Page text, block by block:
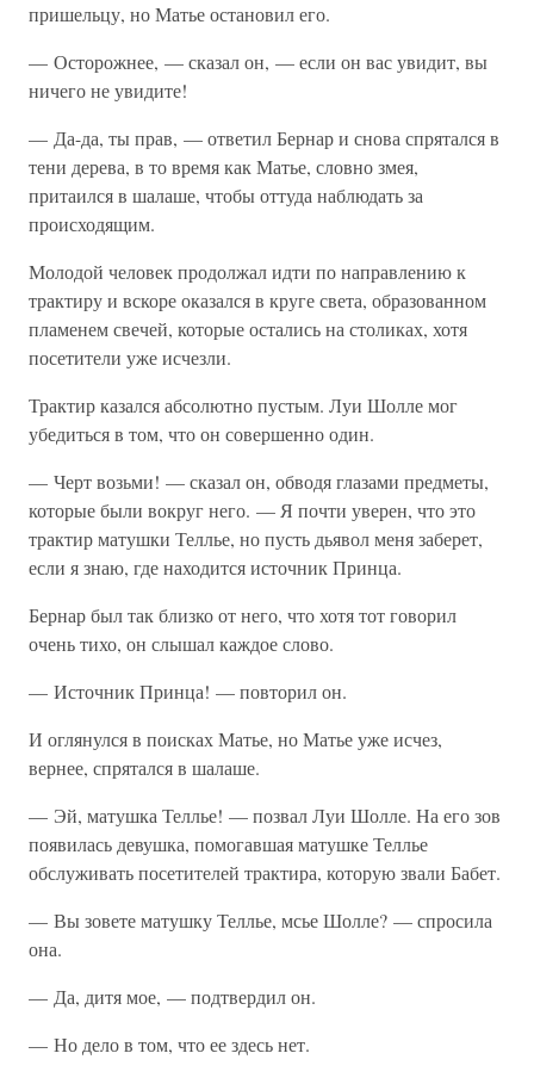
пришельцу, но Матье остановил его.
— Осторожнее, — сказал он, — если он вас увидит, вы
ничего не увидите!
— Да-да, ты прав, — ответил Бернар и снова спрятался в
тени дерева, в то время как Матье, словно змея,
притаился в шалаше, чтобы оттуда наблюдать за
происходящим.
Молодой человек продолжал идти по направлению к
трактиру и вскоре оказался в круге света, образованном
пламенем свечей, которые остались на столиках, хотя
посетители уже исчезли.
Трактир казался абсолютно пустым. Луи Шолле мог
убедиться в том, что он совершенно один.
— Черт возьми! — сказал он, обводя глазами предметы,
которые были вокруг него. — Я почти уверен, что это
трактир матушки Теллье, но пусть дьявол меня заберет,
если я знаю, где находится источник Принца.
Бернар был так близко от него, что хотя тот говорил
очень тихо, он слышал каждое слово.
— Источник Принца! — повторил он.
И оглянулся в поисках Матье, но Матье уже исчез,
вернее, спрятался в шалаше.
— Эй, матушка Теллье! — позвал Луи Шолле. На его зов
появилась девушка, помогавшая матушке Теллье
обслуживать посетителей трактира, которую звали Бабет.
— Вы зовете матушку Теллье, мсье Шолле? — спросила
она.
— Да, дитя мое, — подтвердил он.
— Но дело в том, что ее здесь нет.